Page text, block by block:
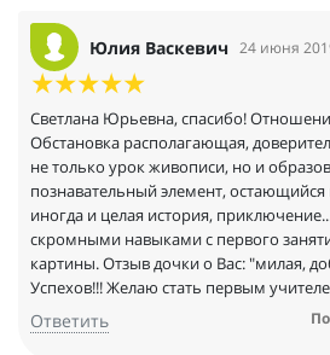
Юлия Васкевич 24 июня
Светлана Юрьевна, спасибо!
Обстановка располагающая,
не только урок живописи, но и
познавательный элемент, остающийся
иногда и целая история,
скромными навыками с первого
картины. Отзыв дочки о Вас: "милая,
Успехов!!! Желаю стать первым
Ответить